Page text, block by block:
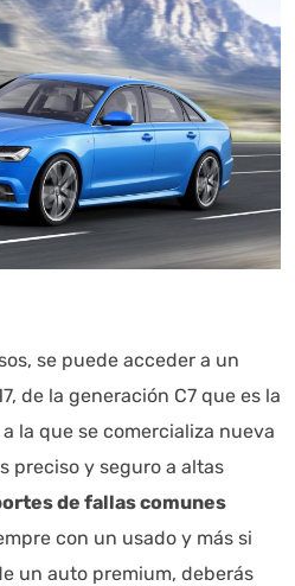
se puede acceder a un
de la generación C7 que es la
la que se comercializa nueva
preciso y seguro a altas
de fallas comunes
con un usado y más si
un auto premium, deberás